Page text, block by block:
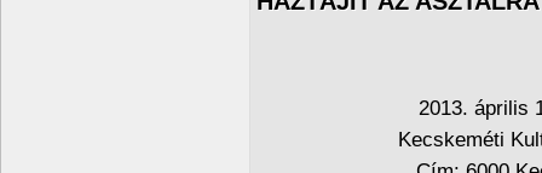
2013. április
Kecskeméti